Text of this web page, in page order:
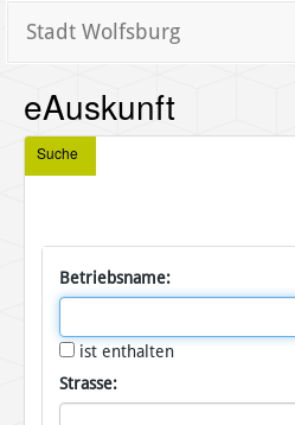
Stadt Wolfsburg
eAuskunft
Suche
Betriebsname:
ist enthalten
Strasse: